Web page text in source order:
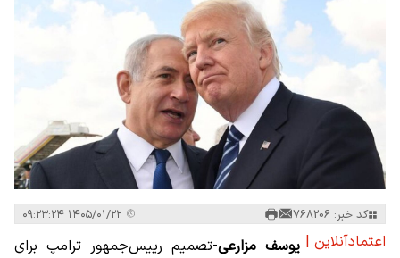
کد خبر: 768206
اعتمادآنلاین | یوسف مزارعی-تصمیم رییس‌جمهور ترامپ برای